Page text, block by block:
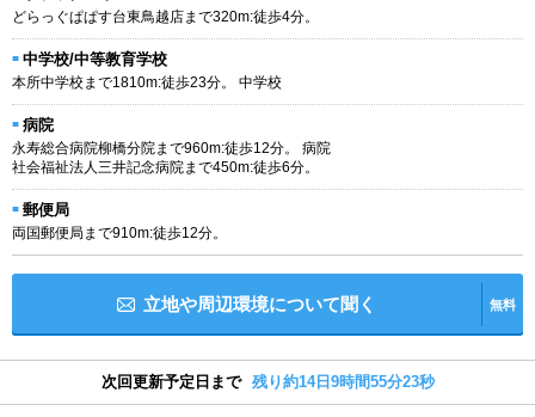
どらっぐぱぱす台東鳥越店まで320m:徒歩4分。
中学校/中等教育学校
本所中学校まで1810m:徒歩23分。 中学校
病院
永寿総合病院柳橋分院まで960m:徒歩12分。 病院
社会福祉法人三井記念病院まで450m:徒歩6分。
郵便局
両国郵便局まで910m:徒歩12分。
立地や周辺環境について聞く 無料
次回更新予定日まで 残り約14日9時間55分22秒